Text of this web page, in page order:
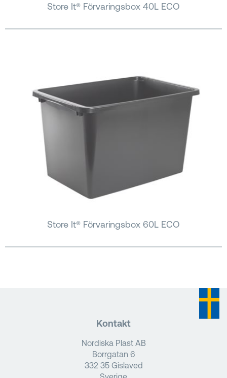
Store It® Förvaringsbox 40L ECO
Store It® Förvaringsbox 60L ECO
Kontakt
Nordiska Plast AB
Borrgatan 6
332 35 Gislaved